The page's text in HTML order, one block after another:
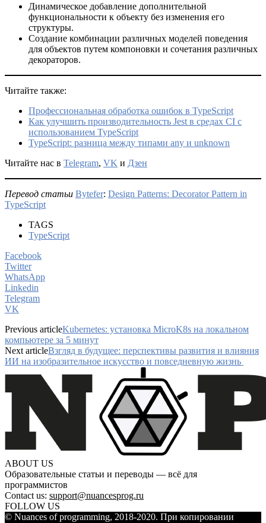
Динамическое добавление дополнительной
функциональности к объекту без изменения его
структуры.
Создание комбинации различных моделей поведения
для объектов путем компоновки и сочетания различных
декораторов.
Читайте также:
Профессиональная обработка ошибок в TypeScript
Как улучшить производительность Jest в средах CI с
использованием TypeScript
TypeScript: разница между типами any и unknown
Читайте нас в Telegram, VK и Дзен
Перевод статьи Bytefer: Design Patterns: Decorator Pattern in
TypeScript
TAGS
TypeScript
Facebook
Twitter
WhatsApp
Linkedin
Telegram
VK
Previous articleKubernetes: установка MicroK8s на локальном
компьютере за 5 минут
Next articleВзгляд в будущее: перспективы развития и влияния
ИИ на изобразительное искусство и повседневную жизнь
ABOUT US
Образовательные статьи и переводы — всё для
программистов
Contact us: support@nuancesprog.ru
FOLLOW US
© Nuances of programming, 2018-2020. При копировании